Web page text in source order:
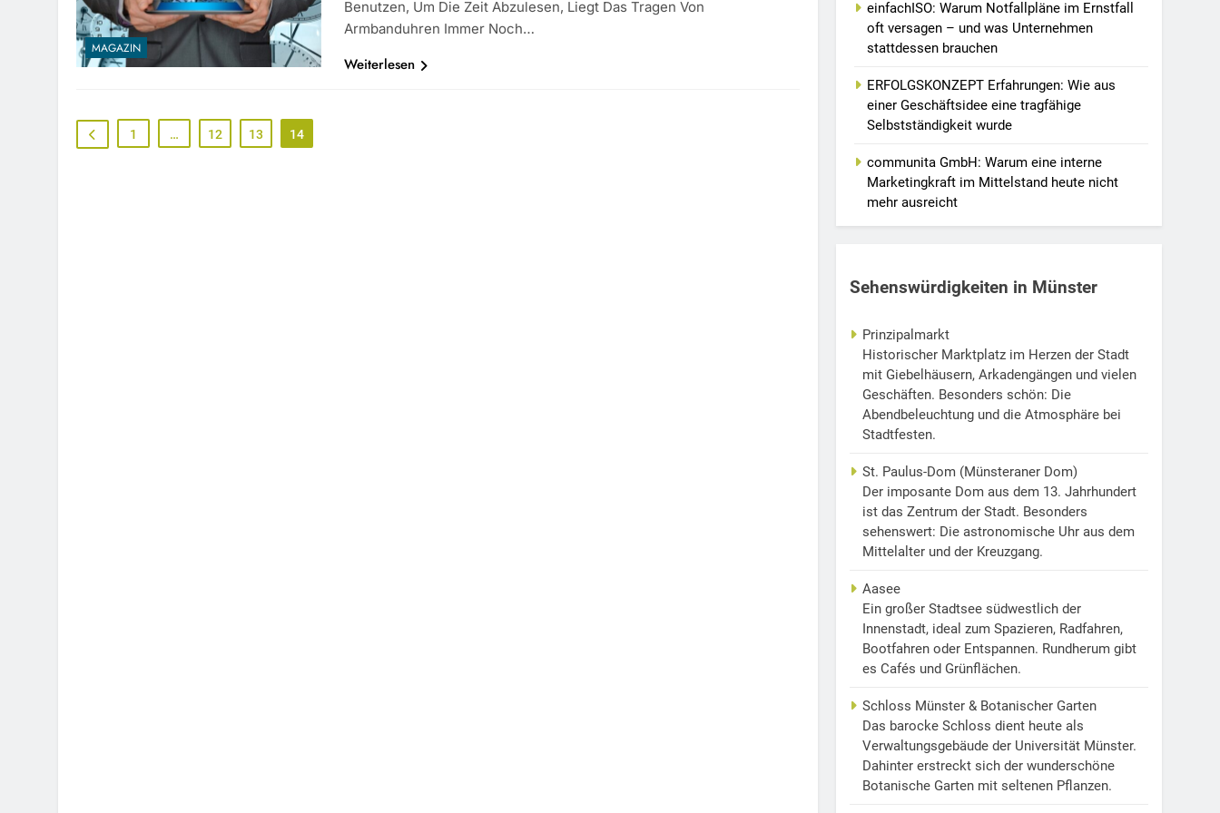
MAGAZIN
Benutzen, Um Die Zeit Abzulesen, Liegt Das Tragen Von
Armbanduhren Immer Noch…
Weiterlesen
1 … 12 13 14
einfachISO: Warum Notfallpläne im Ernstfall
oft versagen – und was Unternehmen
stattdessen brauchen
ERFOLGSKONZEPT Erfahrungen: Wie aus
einer Geschäftsidee eine tragfähige
Selbstständigkeit wurde
communita GmbH: Warum eine interne
Marketingkraft im Mittelstand heute nicht
mehr ausreicht
Sehenswürdigkeiten in Münster
Prinzipalmarkt
Historischer Marktplatz im Herzen der Stadt
mit Giebelhäusern, Arkadengängen und vielen
Geschäften. Besonders schön: Die
Abendbeleuchtung und die Atmosphäre bei
Stadtfesten.
St. Paulus-Dom (Münsteraner Dom)
Der imposante Dom aus dem 13. Jahrhundert
ist das Zentrum der Stadt. Besonders
sehenswert: Die astronomische Uhr aus dem
Mittelalter und der Kreuzgang.
Aasee
Ein großer Stadtsee südwestlich der
Innenstadt, ideal zum Spazieren, Radfahren,
Bootfahren oder Entspannen. Rundherum gibt
es Cafés und Grünflächen.
Schloss Münster & Botanischer Garten
Das barocke Schloss dient heute als
Verwaltungsgebäude der Universität Münster.
Dahinter erstreckt sich der wunderschöne
Botanische Garten mit seltenen Pflanzen.